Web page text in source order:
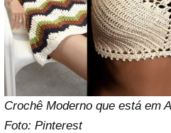
Crochê Moderno que está em
Foto: Pinterest